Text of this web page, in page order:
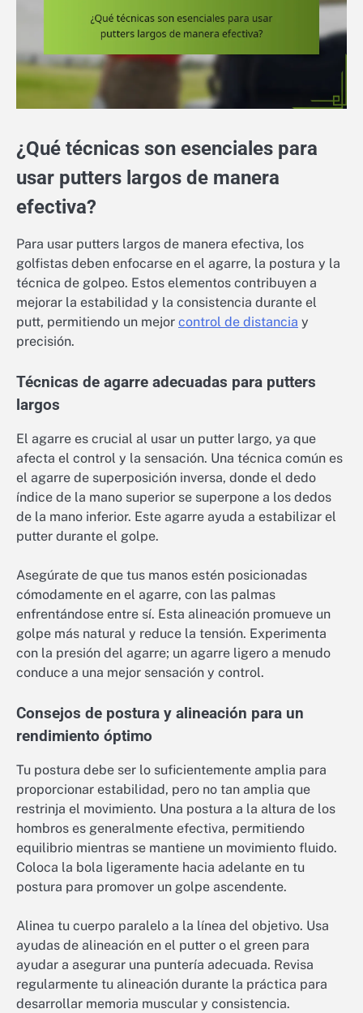
¿Qué técnicas son esenciales para
usar putters largos de manera
efectiva?
Para usar putters largos de manera efectiva, los
golfistas deben enfocarse en el agarre, la postura y la
técnica de golpeo. Estos elementos contribuyen a
mejorar la estabilidad y la consistencia durante el
putt, permitiendo un mejor control de distancia y
precisión.
Técnicas de agarre adecuadas para putters
largos
El agarre es crucial al usar un putter largo, ya que
afecta el control y la sensación. Una técnica común es
el agarre de superposición inversa, donde el dedo
índice de la mano superior se superpone a los dedos
de la mano inferior. Este agarre ayuda a estabilizar el
putter durante el golpe.
Asegúrate de que tus manos estén posicionadas
cómodamente en el agarre, con las palmas
enfrentándose entre sí. Esta alineación promueve un
golpe más natural y reduce la tensión. Experimenta
con la presión del agarre; un agarre ligero a menudo
conduce a una mejor sensación y control.
Consejos de postura y alineación para un
rendimiento óptimo
Tu postura debe ser lo suficientemente amplia para
proporcionar estabilidad, pero no tan amplia que
restrinja el movimiento. Una postura a la altura de los
hombros es generalmente efectiva, permitiendo
equilibrio mientras se mantiene un movimiento fluido.
Coloca la bola ligeramente hacia adelante en tu
postura para promover un golpe ascendente.
Alinea tu cuerpo paralelo a la línea del objetivo. Usa
ayudas de alineación en el putter o el green para
ayudar a asegurar una puntería adecuada. Revisa
regularmente tu alineación durante la práctica para
desarrollar memoria muscular y consistencia.